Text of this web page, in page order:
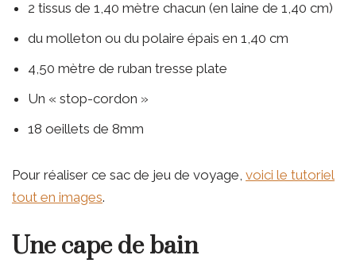
2 tissus de 1,40 mètre chacun (en laine de 1,40 cm)
du molleton ou du polaire épais en 1,40 cm
4,50 mètre de ruban tresse plate
Un « stop-cordon »
18 oeillets de 8mm
Pour réaliser ce sac de jeu de voyage, voici le tutoriel
tout en images.
Une cape de bain